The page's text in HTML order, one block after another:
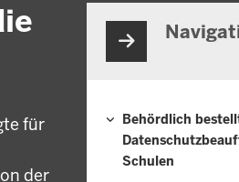
für
der
Hauptnavigation
Behördlich
Schulen